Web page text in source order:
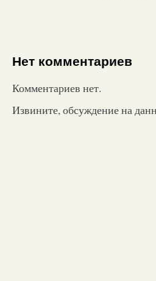
Нет комментариев
Комментариев нет.
Извините, обсуждение на